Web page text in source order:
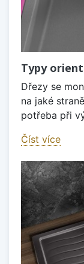
Typy
Dřezy se
na jaké
potřeba při
Číst více